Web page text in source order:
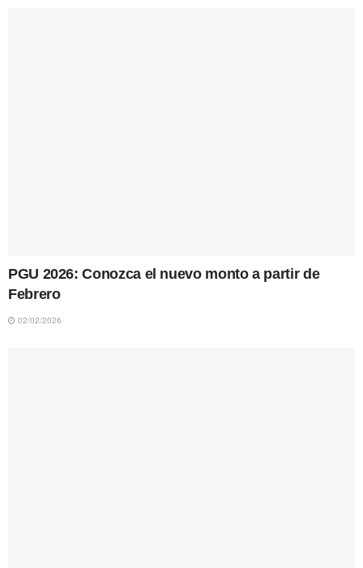
PGU 2026: Conozca el nuevo monto a partir de
Febrero
02/02/2026